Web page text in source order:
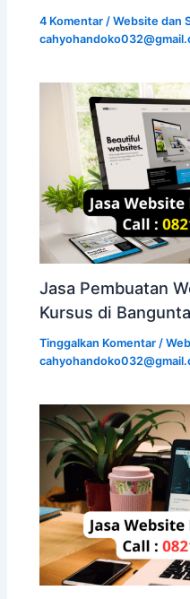
4 Komentar /Website dan
Jasa Pembuatan
Kursus di
Tinggalkan Komentar /